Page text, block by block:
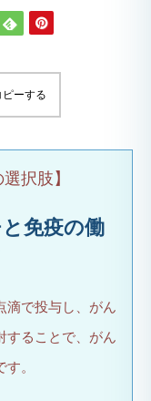
ーする
択肢】
免疫の働
滴で投与し、がん
することで、がん
。